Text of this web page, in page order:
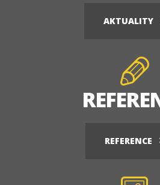
AKTUALITY
REFERENCE